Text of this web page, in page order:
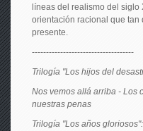
líneas del realismo del
orientación racional que tan
presente.
------------------------------------
Trilogía "Los hijos del
Nos vemos allá arriba - Los
nuestras penas
Trilogía "Los años gloriosos":